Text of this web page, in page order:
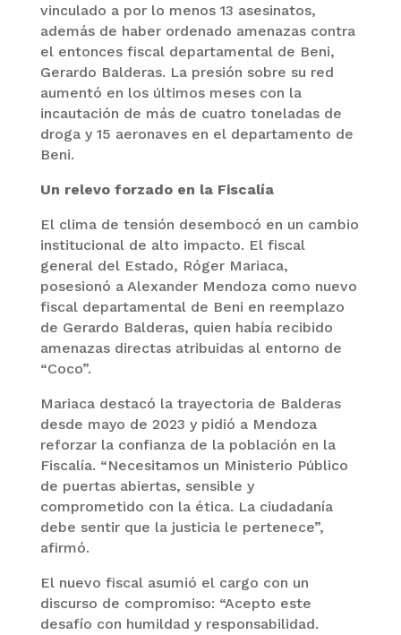
vinculado a por lo menos 13 asesinatos,
además de haber ordenado amenazas contra
el entonces fiscal departamental de Beni,
Gerardo Balderas. La presión sobre su red
aumentó en los últimos meses con la
incautación de más de cuatro toneladas de
droga y 15 aeronaves en el departamento de
Beni.
Un relevo forzado en la Fiscalía
El clima de tensión desembocó en un cambio
institucional de alto impacto. El fiscal
general del Estado, Róger Mariaca,
posesionó a Alexander Mendoza como nuevo
fiscal departamental de Beni en reemplazo
de Gerardo Balderas, quien había recibido
amenazas directas atribuidas al entorno de
“Coco”.
Mariaca destacó la trayectoria de Balderas
desde mayo de 2023 y pidió a Mendoza
reforzar la confianza de la población en la
Fiscalía. “Necesitamos un Ministerio Público
de puertas abiertas, sensible y
comprometido con la ética. La ciudadanía
debe sentir que la justicia le pertenece”,
afirmó.
El nuevo fiscal asumió el cargo con un
discurso de compromiso: “Acepto este
desafío con humildad y responsabilidad.